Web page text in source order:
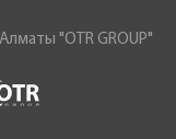
"OTR GROUP"